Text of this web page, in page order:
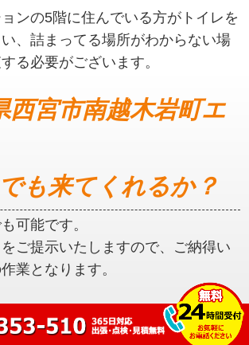
ンの5階に住んでいる方がトイレを
、詰まってる場所がわからない場
る必要がございます。
西宮市南越木岩町エ
も来てくれるか？
可能です。
ご提示いたしますので、ご納得い
業となります。
西宮市南越木岩町エ